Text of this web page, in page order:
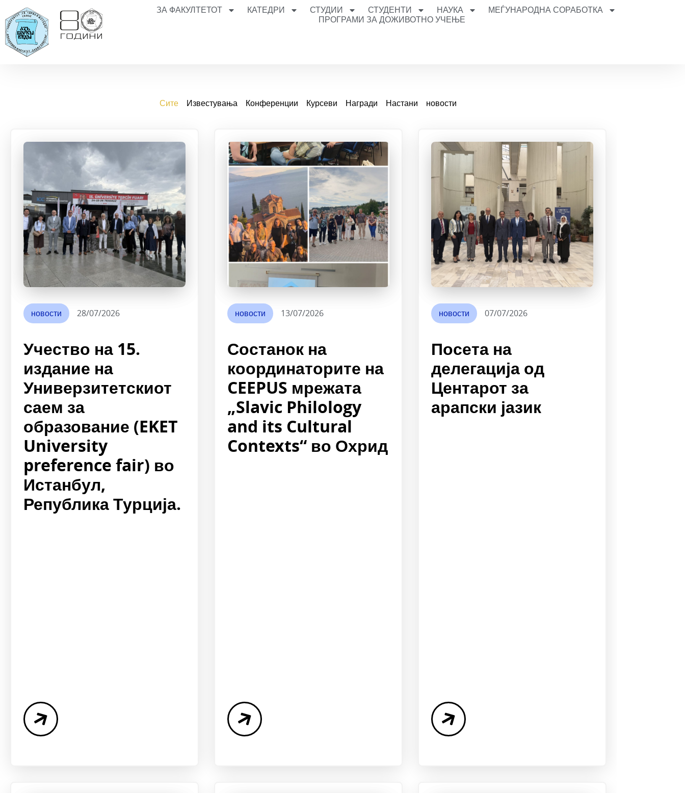
ЗА ФАКУЛТЕТОТ КАТЕДРИ СТУДИИ СТУДЕНТИ НАУКА
МЕЃУНАРОДНА СОРАБОТКА
ПРОГРАМИ ЗА ДОЖИВОТНО УЧЕЊЕ
Известувања Конференции Курсеви Награди Настани новости
Сите
новости 28/07/2026
Учество на 15.
издание на
Универзитетскиот
саем за
образование (EKET
University
preference fair) во
Истанбул,
Република Турција.
новости 13/07/2026
Состанок на
координаторите на
CEEPUS мрежата
„Slavic Philology
and its Cultural
Contexts“ во Охрид
новости 07/07/2026
Посета на
делегација од
Центарот за
арапски јазик